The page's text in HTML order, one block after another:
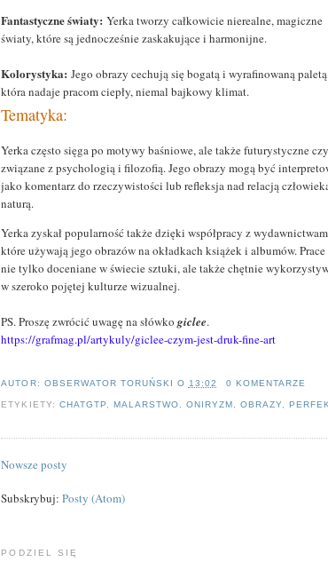
Fantastyczne światy:Yerka tworzy całkowicie nierealne, magiczne
światy, które są jednocześnie zaskakujące i harmonijne.
Kolorystyka:Jego obrazy cechują się bogatą i wyrafinowaną
która nadaje pracom ciepły, niemal bajkowy klimat.
Tematyka:
Yerka często sięga po motywy baśniowe, ale także futurystyczne czy
związane z psychologią i filozofią. Jego obrazy mogą być
jako komentarz do rzeczywistości lub refleksja nad relacją
naturą.
Yerka zyskał popularność także dzięki współpracy z
które używają jego obrazów na okładkach książek i albumów. Prace
nie tylko doceniane w świecie sztuki, ale także chętnie
w szeroko pojętej kulturze wizualnej.
PS. Proszę zwrócić uwagę na słówkogiclee.
https://grafmag.pl/artykuly/giclee-czym-jest-druk-fine-art
AUTOR: OBSERWATOR TORUŃSKI O 13:02 0 KOMENTARZE
ETYKIETY: CHATGTP, MALARSTWO. ONIRYZM ,OBRAZY,
Nowsze posty
Subskrybuj:Posty (Atom)
PODZIEL SIĘ